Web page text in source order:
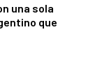
una sola
que